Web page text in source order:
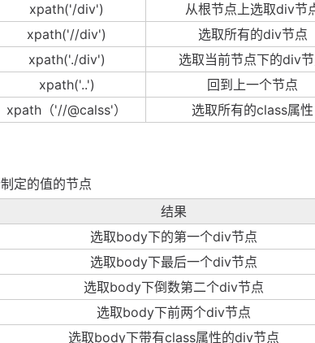
xpath('/div')
从根节点上选取div节
xpath('//div')
选取所有的div节点
xpath('./div')
选取当前节点下的div
xpath('..')
回到上一个节点
xpath（'//@calss'） 选取所有的class属性
定的值的节点
结果
选取body下的第一个div节点
选取body下最后一个div节点
选取body下倒数第二个div节点
选取body下前两个div节点
选取body下带有class属性的div节点